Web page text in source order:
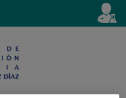
activo
es